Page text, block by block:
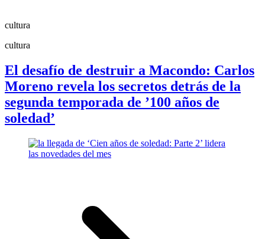
cultura
cultura
El desafío de destruir a Macondo: Carlos
Moreno revela los secretos detrás de la
segunda temporada de ’100 años de
soledad’